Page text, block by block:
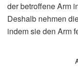
der betroffene Arm
Deshalb nehmen
indem sie den Arm